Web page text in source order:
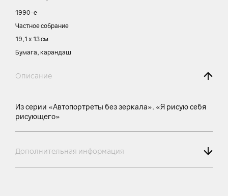
1990-е
Частное собрание
19,1 х 13 см
Бумага, карандаш
Описание
Из серии «Автопортреты без зеркала». «Я рисую себя
рисующего»
Дополнительная информация